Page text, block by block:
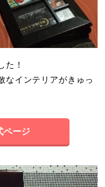
た！
なインテリアがきゅっ
ページ